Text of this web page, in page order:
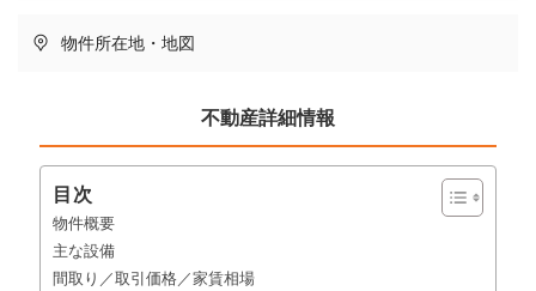
物件所在地・地図
不動産詳細情報
目次
物件概要
主な設備
間取り／取引価格／家賃相場